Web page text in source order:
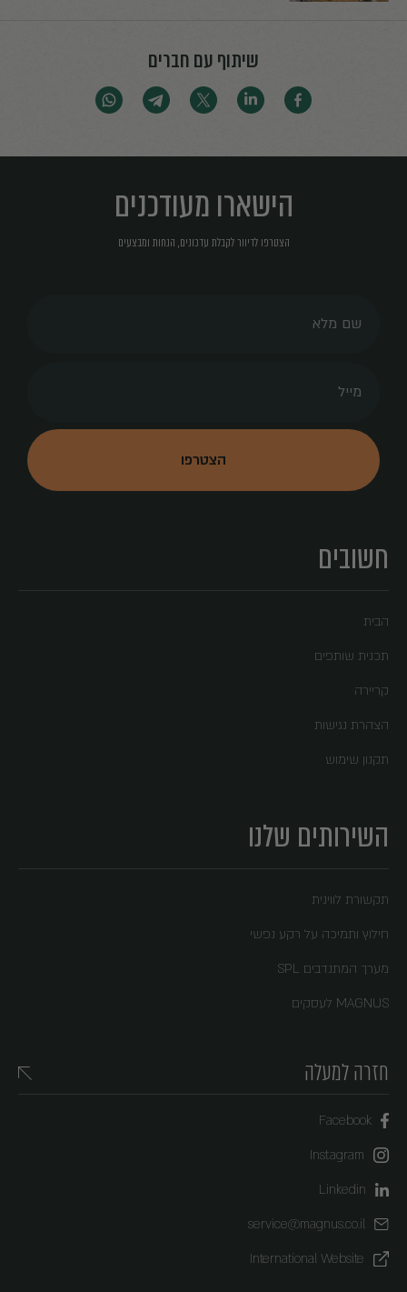
שיתוף עם חברים
הישארו מעודכנים
הצטרפו לדיוור לקבלת עדכונים, הנחות ומבצעים
חשובים
הבית
תכנית שותפים
קריירה
הצהרת נגישות
תקנון שימוש
השירותים שלנו
תקשורת לווינית
חילוץ ותמיכה על רקע נפשי
מערך המתנדבים SPL
MAGNUS לעסקים
חזרה למעלה
Facebook
Instagram
Linkedin
service@magnus.co.il
International Website